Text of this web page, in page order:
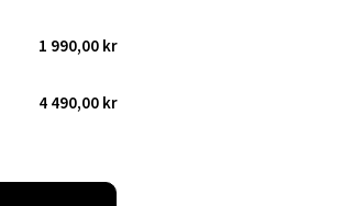
1 990,00 kr
4 490,00 kr